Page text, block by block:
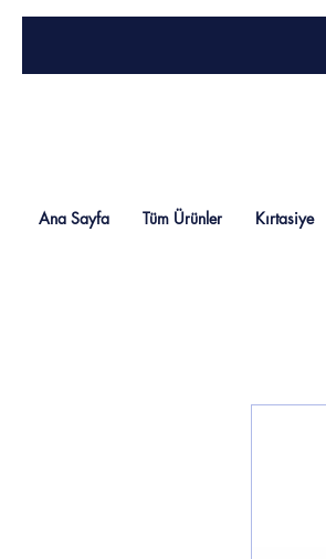
Ana Sayfa Tüm Ürünler Kırtasiye